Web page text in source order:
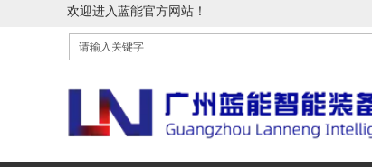
欢迎进入蓝能官方网站！